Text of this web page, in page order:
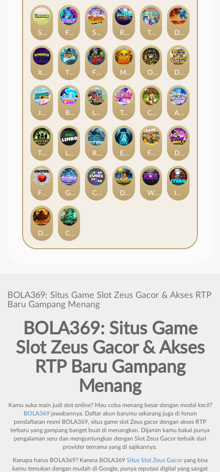
Stick'em Feel The Beat Snow Slingers Rocket Reels Twisted Lab Dragon’s Domain
Xpander Time Spinners Fire My Laser Mighty Masks Outlasw Inc Donut Division
Joker Bombs BOUNCY BOMBS Le Viking Tasty Treats Cash Quest Alpha Eagle
The Bowery Boys Limbo Rise of Ymir Evil Eyes Frank's Farm DONNY DOUGH
Frutz Gronk's Gems Cubes Dawn of Kings Wings of Horus ITERO
Duel at Dawn Cursed Crypt
BOLA369: Situs Game Slot Zeus Gacor & Akses RTP
Baru Gampang Menang
BOLA369: Situs Game
Slot Zeus Gacor&Akses
RTP Baru Gampang
Menang
Kamu suka main judi slot online? Mau coba menang besar dengan modal kecil?
BOLA369jawabannya. Daftar akun barumu sekarang juga di forum
pendaftaran resmi BOLA369, situs game slot Zeus gacor dengan akses RTP
terbaru yang gampang banget buat di menangkan. Dijamin kamu bakal punya
pengalaman seru dan menguntungkan dengan Slot Zeus Gacorterbaik dari
provider ternama yang di sajikannya.
Kenapa harus BOLA369? Karena BOLA369 Situs Slot Zeus Gacoryang bisa
kamu temukan dengan mudah di Google, punya reputasi digital yang sangat